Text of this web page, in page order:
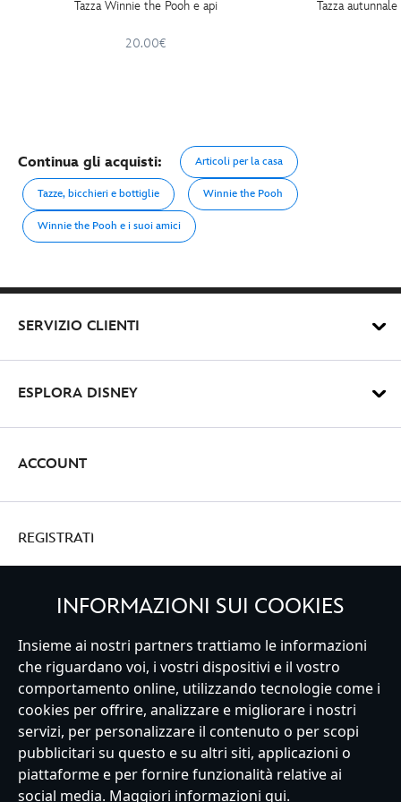
Tazza Winnie the Pooh e api
20.00€
Tazza
Continua gli acquisti: Articoli per la casa
Tazze, bicchieri e bottiglie Winnie the Pooh
Winnie the Pooh e i suoi amici
SERVIZIO CLIENTI
ESPLORA DISNEY
ACCOUNT
REGISTRATI
Italy
Servizio Clienti Termini d'Uso Trova Negozio
Mappa del Sito
Normativa Europea sul trattamento dei dati personali
Informativa sulla privacy
Politica dei Cookie
Informativa sulla privacy UE
Termini e Condizioni generali
INFORMAZIONI SUI COOKIES
Insieme ai nostri partners trattiamo le informazioni
che riguardano voi, i vostri dispositivi e il vostro
comportamento online, utilizzando tecnologie come i
cookies per offrire, analizzare e migliorare i nostri
servizi, per personalizzare il contenuto o per scopi
pubblicitari su questo e su altri siti, applicazioni o
piattaforme e per fornire funzionalità relative ai
social media. Maggiori informazioni qui.